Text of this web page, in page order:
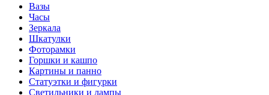
Вазы
Часы
Зеркала
Шкатулки
Фоторамки
Горшки и кашпо
Картины и панно
Статуэтки и фигурки
Светильники и лампы